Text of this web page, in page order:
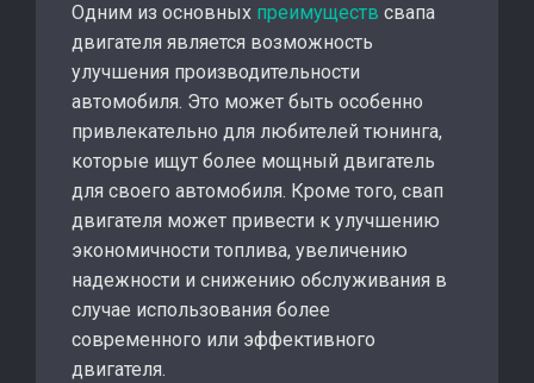
Одним из основных преимуществ свапа
двигателя является возможность
улучшения производительности
автомобиля. Это может быть особенно
привлекательно для любителей тюнинга,
которые ищут более мощный двигатель
для своего автомобиля. Кроме того, свап
двигателя может привести к улучшению
экономичности топлива, увеличению
надежности и снижению обслуживания в
случае использования более
современного или эффективного
двигателя.